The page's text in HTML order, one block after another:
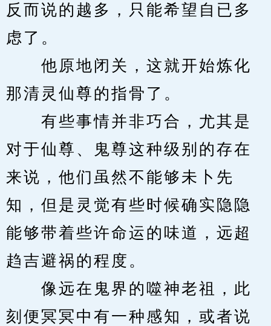
反而说的越多，只能希望自已多
虑了。
他原地闭关，这就开始炼化
那清灵仙尊的指骨了。
有些事情并非巧合，尤其是
对于仙尊、鬼尊这种级别的存在
来说，他们虽然不能够未卜先
知，但是灵觉有些时候确实隐隐
能够带着些许命运的味道，远超
趋吉避祸的程度。
像远在鬼界的噬神老祖，此
刻便冥冥中有一种感知，或者说